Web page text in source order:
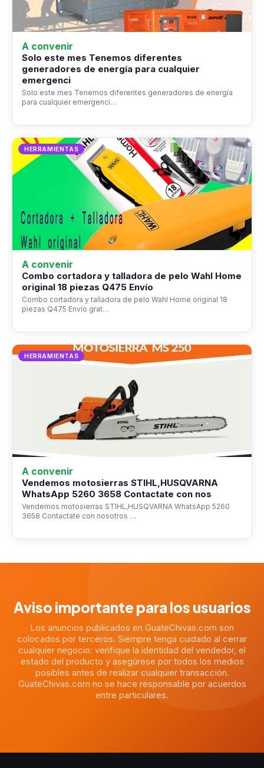
A convenir
Solo este mes Tenemos diferentes
generadores de energía para cualquier
emergenci
Solo este mes Tenemos diferentes generadores de energía
para cualquier emergenci…
HERRAMIENTAS
A convenir
Combo cortadora y talladora de pelo Wahl Home
original 18 piezas Q475 Envío
Combo cortadora y talladora de pelo Wahl Home original 18
piezas Q475 Envío grat…
HERRAMIENTAS
A convenir
Vendemos motosierras STIHL,HUSQVARNA
WhatsApp 5260 3658 Contactate con nos
Vendemos motosierras STIHL,HUSQVARNA WhatsApp 5260
3658 Contactate con nosotros …
Aviso importante para los usuarios
Los anuncios publicados en GuateChivas.com son
colocados por terceros. Siempre tenga cuidado al cerrar
cualquier negocio: verifique la identidad del vendedor, el
estado del producto y asegúrese por todos los medios
posibles antes de realizar cualquier transacción.
GuateChivas.com no se hace responsable por acuerdos
entre particulares.